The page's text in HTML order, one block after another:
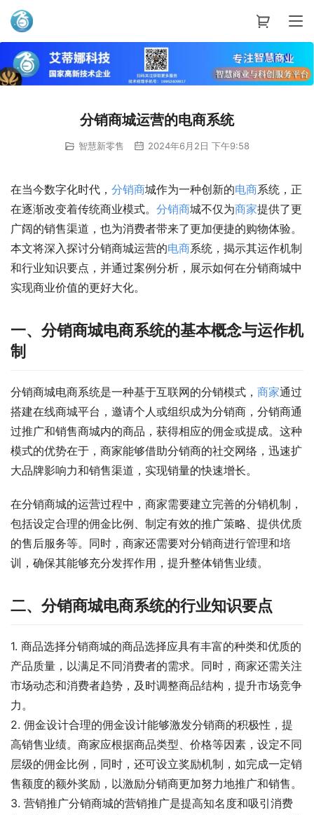
艾蒂娜科技
分销商城运营的电商系统
智慧新零售 2024年6月2日 下午9:58
在当今数字化时代， 分销商城作为一种创新的电商系统，正
在逐渐改变着传统商业模式。 分销商城不仅为商家提供了更
广阔的销售渠道，也为消费者带来了更加便捷的购物体验。
本文将深入探讨分销商城运营的电商系统，揭示其运作机制
和行业知识要点，并通过案例分析，展示如何在分销商城中
实现商业价值的更好大化。
一、分销商城电商系统的基本概念与运作机
制
分销商城电商系统是一种基于互联网的分销模式， 商家通过
搭建在线商城平台，邀请个人或组织成为分销商，分销商通
过推广和销售商城内的商品，获得相应的佣金或提成。这种
模式的优势在于，商家能够借助分销商的社交网络，迅速扩
大品牌影响力和销售渠道，实现销量的快速增长。
在分销商城的运营过程中，商家需要建立完善的分销机制，
包括设定合理的佣金比例、制定有效的推广策略、提供优质
的售后服务等。同时，商家还需要对分销商进行管理和培
训，确保其能够充分发挥作用，提升整体销售业绩。
二、分销商城电商系统的行业知识要点
1. 商品选择分销商城的商品选择应具有丰富的种类和优质的
产品质量，以满足不同消费者的需求。同时，商家还需关注
市场动态和消费者趋势，及时调整商品结构，提升市场竞争
力。
2. 佣金设计合理的佣金设计能够激发分销商的积极性，提
高销售业绩。商家应根据商品类型、价格等因素，设定不同
层级的佣金比例，同时，还可设立奖励机制，如完成一定销
售额度的额外奖励，以激励分销商更加努力地推广和销售。
3. 营销推广分销商城的营销推广是提高知名度和吸引消费